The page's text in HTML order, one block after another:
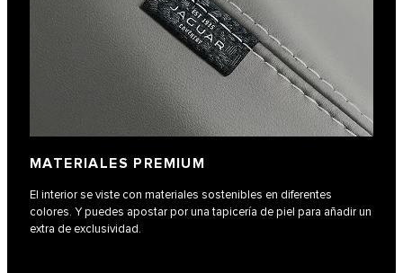
MATERIALES PREMIUM
El interior se viste con materiales sostenibles en diferentes
colores. Y puedes apostar por una tapicería de piel para añadir un
extra de exclusividad.